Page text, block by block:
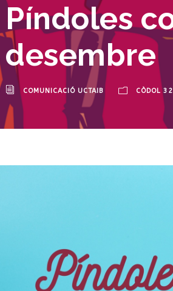
Píndoles
desembre
COMUNICACIÓ UCTAIB CÒDOL